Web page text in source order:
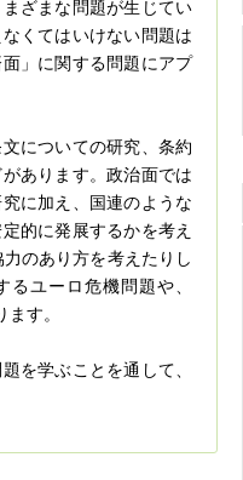
ざまな問題が生じてい
くてはいけない問題は
」に関する問題にアプ
についての研究、条約
あります。政治面では
に加え、国連のような
的に発展するかを考え
のあり方を考えたりし
ユーロ危機問題や、
す。
を学ぶことを通して、